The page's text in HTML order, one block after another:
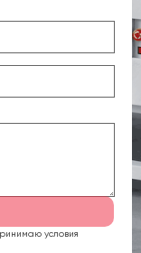
условия